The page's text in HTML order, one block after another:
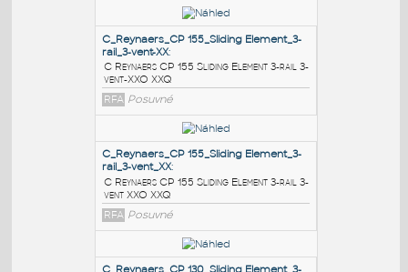
PODOBNÉ BLOKY
C_Reynaers_CP 155_Sliding Element_3-
rail_3-vent-XX:
C Reynaers CP 155 Sliding Element 3-rail 3-
vent-XXO XXQ
RFA
Posuvné